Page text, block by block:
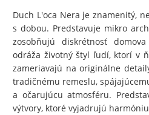
Duch L'oca Nera je znamenitý,
s dobou. Predstavuje mikro
zosobňujú diskrétnosť
odráža životný štyl ľudí, ktorí v
zameriavajú na originálne
tradičnému remeslu,
a očarujúcu atmosféru.
výtvory, ktoré vyjadrujú